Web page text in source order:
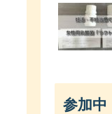
参加中